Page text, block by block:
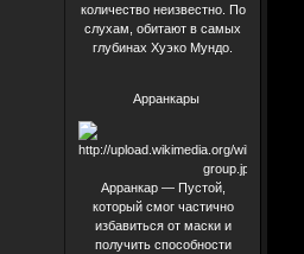
количество неизвестно. По
слухам, обитают в самых
глубинах Хуэко Мундо.
Арранкары
Арранкар — Пустой,
который смог частично
избавиться от маски и
получить способности